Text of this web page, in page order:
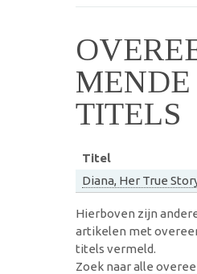
MENDE
TITELS
Titel
Diana, Her True
Hierboven zijn
artikelen met
titels vermeld.
Zoek naar alle